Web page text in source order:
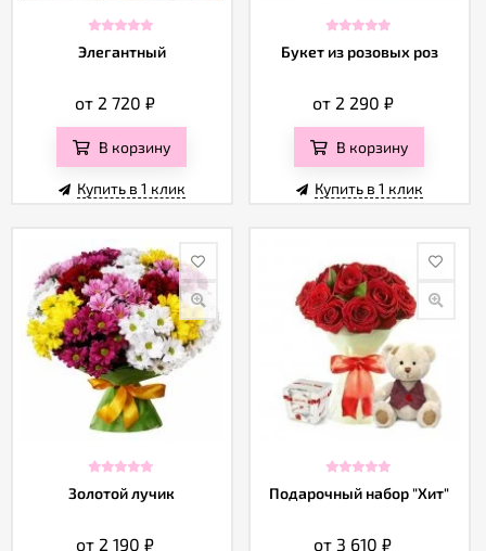
Элегантный
от 2 720₽
В корзину
Купить в 1 клик
Букет из розовых роз
от 2 290 ₽
В корзину
Купить в 1 клик
Золотой лучик
от 2 190₽
Подарочный набор "Хит"
от 3 610₽